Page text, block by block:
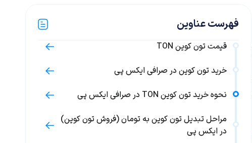
فهرست عناوین
قیمت تون کوین TON
خرید تون کوین در صرافی ایکس پی
نحوه خرید تون کوین TON در صرافی ایکس پی
مراحل تبدیل تون کوین به تومان (فروش تون کوین)
در ایکس پی